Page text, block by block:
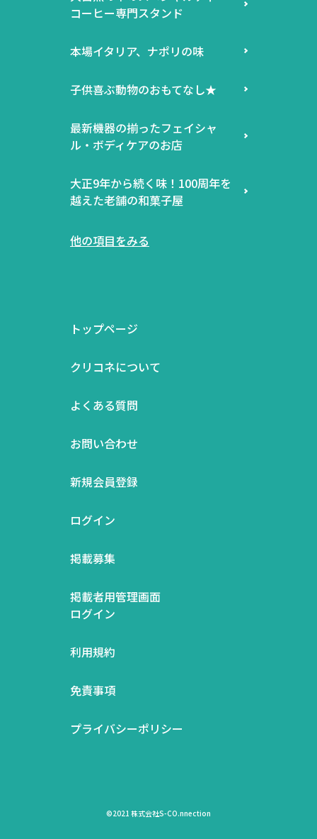
コーヒー専門スタンド
本場イタリア、ナポリの味
子供喜ぶ動物のおもてなし★
最新機器の揃ったフェイシャ
ル・ボディケアのお店
大正9年から続く味！100周年を
越えた老舗の和菓子屋
他の項目をみる
トップページ
クリコネについて
よくある質問
お問い合わせ
新規会員登録
ログイン
掲載募集
掲載者用管理画面
ログイン
利用規約
免責事項
プライバシーポリシー
©2021 株式会社S-CO.nnection